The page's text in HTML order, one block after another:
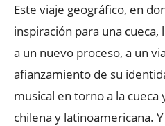
Este viaje geográfico, en
inspiración para una cueca,
a un nuevo proceso, a un
afianzamiento de su
musical en torno a la cueca
chilena y latinoamericana.